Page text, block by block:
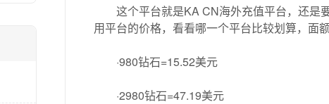
这个平台就是KA CN海外充值平台，还是
用平台的价格，看看哪一个平台比较划算，面额
·980钻石=15.52美元
·2980钻石=47.19美元